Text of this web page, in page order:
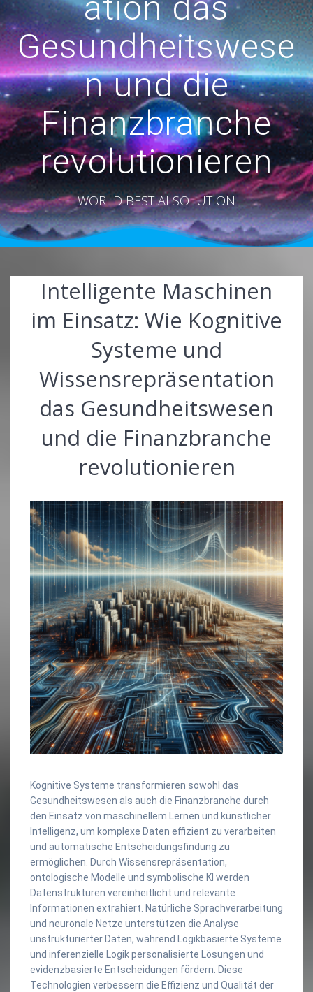
Gesundheitswese
n und die
Finanzbranche
revolutionieren
WORLD BEST AI SOLUTION
Intelligente Maschinen
im Einsatz: Wie Kognitive
Systeme und
Wissensrepräsentation
das Gesundheitswesen
und die Finanzbranche
revolutionieren
Kognitive Systeme transformieren sowohl das
Gesundheitswesen als auch die Finanzbranche durch
den Einsatz von maschinellem Lernen und künstlicher
Intelligenz, um komplexe Daten effizient zu verarbeiten
und automatische Entscheidungsfindung zu
ermöglichen. Durch Wissensrepräsentation,
ontologische Modelle und symbolische KI werden
Datenstrukturen vereinheitlicht und relevante
Informationen extrahiert. Natürliche Sprachverarbeitung
und neuronale Netze unterstützen die Analyse
unstrukturierter Daten, während Logikbasierte Systeme
und inferenzielle Logik personalisierte Lösungen und
evidenzbasierte Entscheidungen fördern. Diese
Technologien verbessern die Effizienz und Qualität der